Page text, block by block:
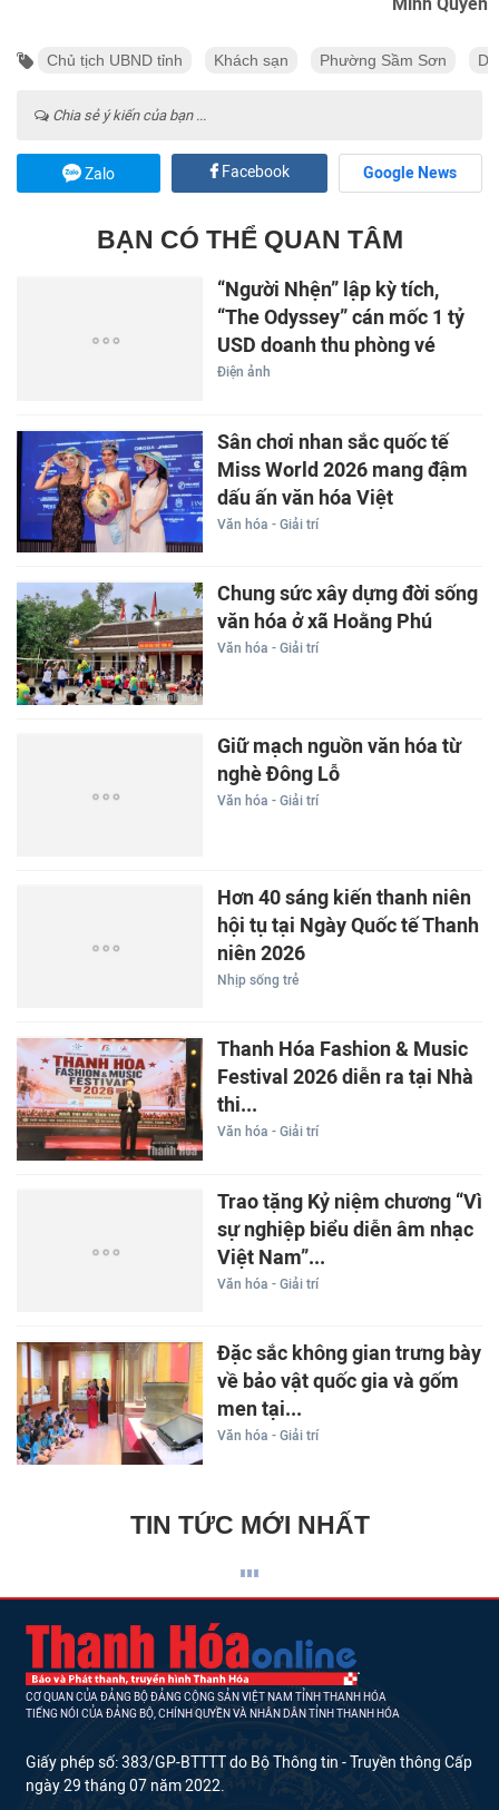
Chủ tịch UBND tỉnh Khách sạn Phường Sầm Sơn
Chia sẻ ý kiến của bạn ...
Zalo Facebook Google News
BẠN CÓ THỂ QUAN TÂM
“Người Nhện” lập kỳ tích,
“The Odyssey” cán mốc 1 tỷ
USD doanh thu phòng vé
Điện ảnh
Sân chơi nhan sắc quốc tế
Miss World 2026 mang đậm
dấu ấn văn hóa Việt
Văn hóa - Giải trí
Chung sức xây dựng đời sống
văn hóa ở xã Hoằng Phú
Văn hóa - Giải trí
Giữ mạch nguồn văn hóa từ
nghè Đông Lỗ
Văn hóa - Giải trí
Hơn 40 sáng kiến thanh niên
hội tụ tại Ngày Quốc tế Thanh
niên 2026
Nhịp sống trẻ
Thanh Hóa Fashion & Music
Festival 2026 diễn ra tại Nhà
thi...
Văn hóa - Giải trí
Trao tặng Kỷ niệm chương “Vì
sự nghiệp biểu diễn âm nhạc
Việt Nam”...
Văn hóa - Giải trí
Đặc sắc không gian trưng bày
về bảo vật quốc gia và gốm
men tại...
Văn hóa - Giải trí
TIN TỨC MỚI NHẤT
CƠ QUAN CỦA ĐẢNG BỘ ĐẢNG CỘNG SẢN VIỆT NAM TỈNH THANH HÓA
TIẾNG NÓI CỦA ĐẢNG BỘ, CHÍNH QUYỀN VÀ NHÂN DÂN TỈNH THANH HÓA
Giấy phép số: 383/GP-BTTTT do Bộ Thông tin - Truyền thông Cấp
ngày 29 tháng 07 năm 2022.